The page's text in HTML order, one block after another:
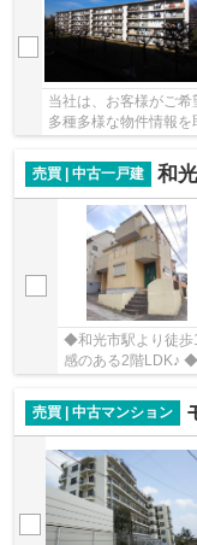
当社は、お客様がご希
多種多様な物件情報
売買 | 中古一戸建
和
◆和光市駅より徒
感のある2階LDK♪
売買 | 中古マンション